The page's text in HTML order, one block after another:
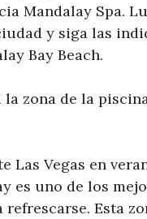
Mandalay Spa.
y siga las
Bay Beach.
la zona de la
Las Vegas en
es uno de los
Esta